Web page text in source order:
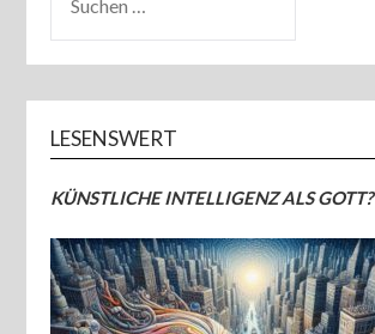
NACH:
LESENSWERT
KÜNSTLICHE INTELLIGENZ ALS GOTT?